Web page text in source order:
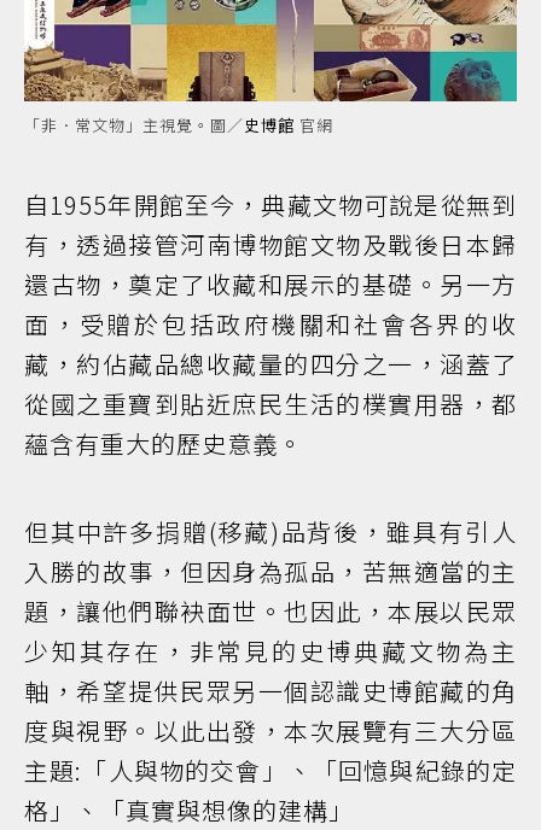
「非．常文物」主視覺。圖／史博館 官網
自1955年開館至今，典藏文物可說是從無到
有，透過接管河南博物館文物及戰後日本歸
還古物，奠定了收藏和展示的基礎。另一方
面，受贈於包括政府機關和社會各界的收
藏，約佔藏品總收藏量的四分之一，涵蓋了
從國之重寶到貼近庶民生活的樸實用器，都
蘊含有重大的歷史意義。
但其中許多捐贈(移藏)品背後，雖具有引人
入勝的故事，但因身為孤品，苦無適當的主
題，讓他們聯袂面世。也因此，本展以民眾
少知其存在，非常見的史博典藏文物為主
軸，希望提供民眾另一個認識史博館藏的角
度與視野。以此出發，本次展覽有三大分區
主題:「人與物的交會」、「回憶與紀錄的定
格」、「真實與想像的建構」